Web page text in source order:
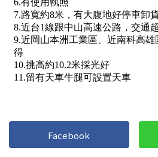
高雄市
澎湖縣
屏東縣
金門連江
80坪以上
~
1樓Facebook